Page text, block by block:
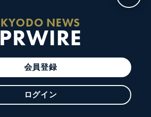
KYODO NEWS
PRWIRE
会員登録
ログイン